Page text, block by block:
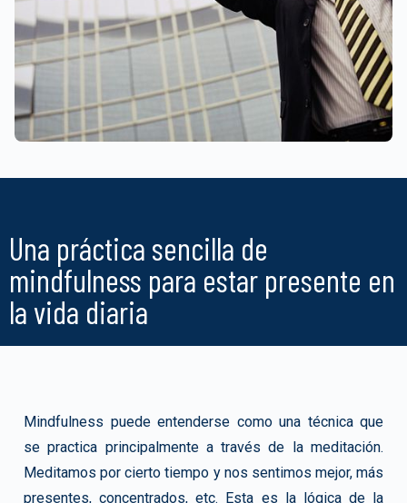
Una práctica sencilla de
mindfulness para estar presente en
la vida diaria
Mindfulness puede entenderse como una técnica que
se practica principalmente a través de la meditación.
Meditamos por cierto tiempo y nos sentimos mejor, más
presentes, concentrados, etc. Esta es la lógica de la